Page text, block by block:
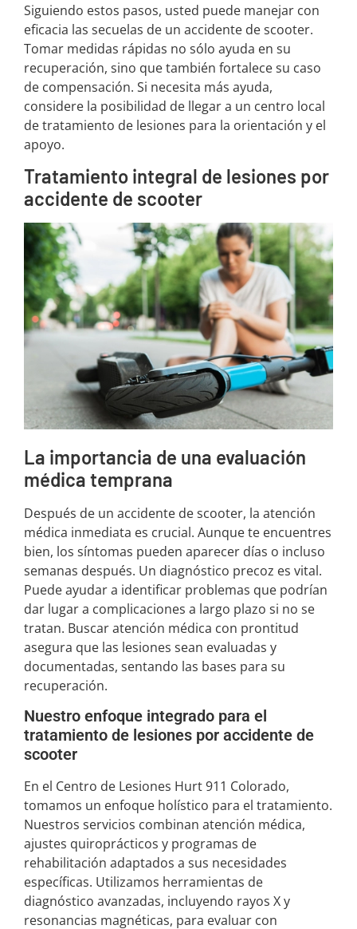
Siguiendo estos pasos, usted puede manejar con
eficacia las secuelas de un accidente de scooter.
Tomar medidas rápidas no sólo ayuda en su
recuperación, sino que también fortalece su caso
de compensación. Si necesita más ayuda,
considere la posibilidad de llegar a un centro local
de tratamiento de lesiones para la orientación y el
apoyo.
Tratamiento integral de lesiones por
accidente de scooter
La importancia de una evaluación
médica temprana
Después de un accidente de scooter, la atención
médica inmediata es crucial. Aunque te encuentres
bien, los síntomas pueden aparecer días o incluso
semanas después. Un diagnóstico precoz es vital.
Puede ayudar a identificar problemas que podrían
dar lugar a complicaciones a largo plazo si no se
tratan. Buscar atención médica con prontitud
asegura que las lesiones sean evaluadas y
documentadas, sentando las bases para su
recuperación.
Nuestro enfoque integrado para el
tratamiento de lesiones por accidente de
scooter
En el Centro de Lesiones Hurt 911 Colorado,
tomamos un enfoque holístico para el tratamiento.
Nuestros servicios combinan atención médica,
ajustes quiroprácticos y programas de
rehabilitación adaptados a sus necesidades
específicas. Utilizamos herramientas de
diagnóstico avanzadas, incluyendo rayos X y
resonancias magnéticas, para evaluar con